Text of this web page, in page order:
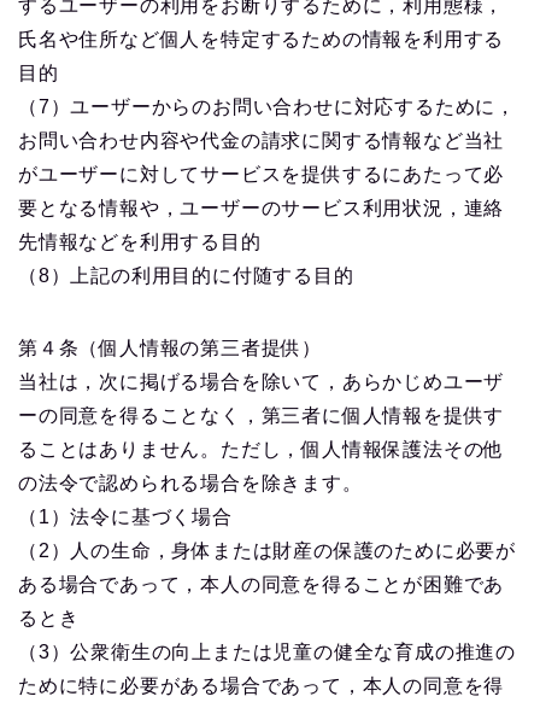
するユーザーの利用をお断りするために，利用態様，
氏名や住所など個人を特定するための情報を利用する
目的
（7）ユーザーからのお問い合わせに対応するために，
お問い合わせ内容や代金の請求に関する情報など当社
がユーザーに対してサービスを提供するにあたって必
要となる情報や，ユーザーのサービス利用状況，連絡
先情報などを利用する目的
（8）上記の利用目的に付随する目的
第４条（個人情報の第三者提供）
当社は，次に掲げる場合を除いて，あらかじめユーザ
ーの同意を得ることなく，第三者に個人情報を提供す
ることはありません。ただし，個人情報保護法その他
の法令で認められる場合を除きます。
（1）法令に基づく場合
（2）人の生命，身体または財産の保護のために必要が
ある場合であって，本人の同意を得ることが困難であ
るとき
（3）公衆衛生の向上または児童の健全な育成の推進の
ために特に必要がある場合であって，本人の同意を得